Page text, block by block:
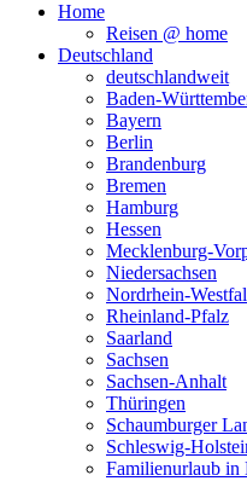
Home
Reisen @ home
Deutschland
deutschlandweit
Baden-
Bayern
Berlin
Brandenburg
Bremen
Hamburg
Hessen
Mecklenburg-
Niedersachsen
Nordrhein-
Rheinland-Pfalz
Saarland
Sachsen
Sachsen-Anhalt
Thüringen
Schaumburger
Schleswig-
Familienurlaub in